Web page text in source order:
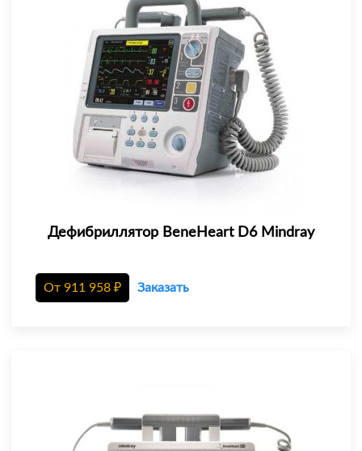
Дефибриллятор BeneHeart D6 Mindray
От 911 958 ₽ Заказать